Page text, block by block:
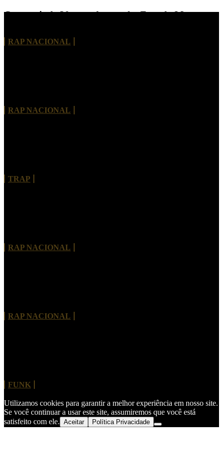
Com mais de 30 anos de estrada, Face da Morte
RAP NACIONAL
RAP NACIONAL
TRAP
RAP NACIONAL
RAP NACIONAL
FUNK
Utilizamos cookies para garantir a melhor experiência em nosso site.
Se você continuar a usar este site, assumiremos que você está
satisfeito com ele. Aceitar Política Privacidade